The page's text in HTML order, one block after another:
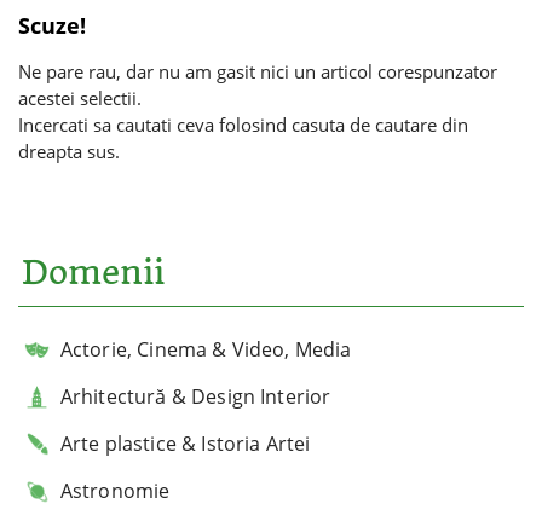
Scuze!
Ne pare rau, dar nu am gasit nici un articol corespunzator
acestei selectii.
Incercati sa cautati ceva folosind casuta de cautare din
dreapta sus.
Domenii
Actorie, Cinema & Video, Media
Arhitectură & Design Interior
Arte plastice & Istoria Artei
Astronomie